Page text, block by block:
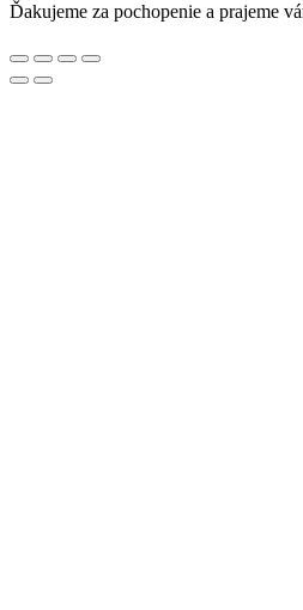
Ďakujeme za pochopenie a prajeme